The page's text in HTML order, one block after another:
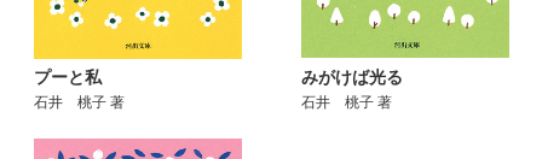
プーと私
石井 桃子 著
みがけば光る
石井 桃子 著